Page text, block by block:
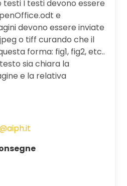
I testi devono essere
e
devono essere inviate
o tiff curando che il
forma: fig1, fig2, etc..
sia chiara la
e la relativa